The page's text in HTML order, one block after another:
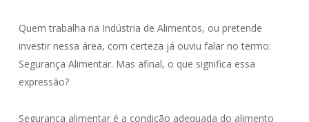
Quem trabalha na Indústria de Alimentos, ou pretende
investir nessa área, com certeza já ouviu falar no termo:
Segurança Alimentar. Mas afinal, o que significa essa
expressão?
Segurança alimentar é a condição adequada do alimento